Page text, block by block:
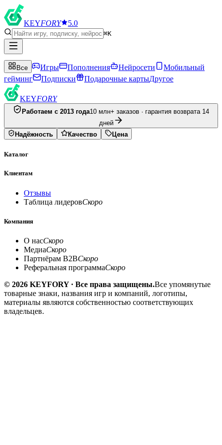
KEYFORY 5.0
⌘K
Все Игры Пополнения Нейросети
Мобильный
гейминг
Подписки Подарочные картыДругое
KEYFORY
Работаем с 2013 года10 млн+ заказов · гарантия возврата 14
дней
Надёжность
Качество Цена
Каталог
Клиентам
Отзывы
Таблица лидеровСкоро
Компания
О насСкоро
МедиаСкоро
Партнёрам B2BСкоро
Реферальная программаСкоро
© 2026 KEYFORY · Все права защищены.Все упомянутые
товарные знаки, названия игр и компаний, логотипы,
материалы являются собственностью соответствующих
владельцев.